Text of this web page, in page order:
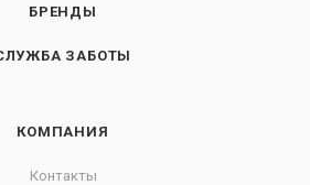
БРЕНДЫ
ЗАБОТЫ
КОМПАНИЯ
Контакты